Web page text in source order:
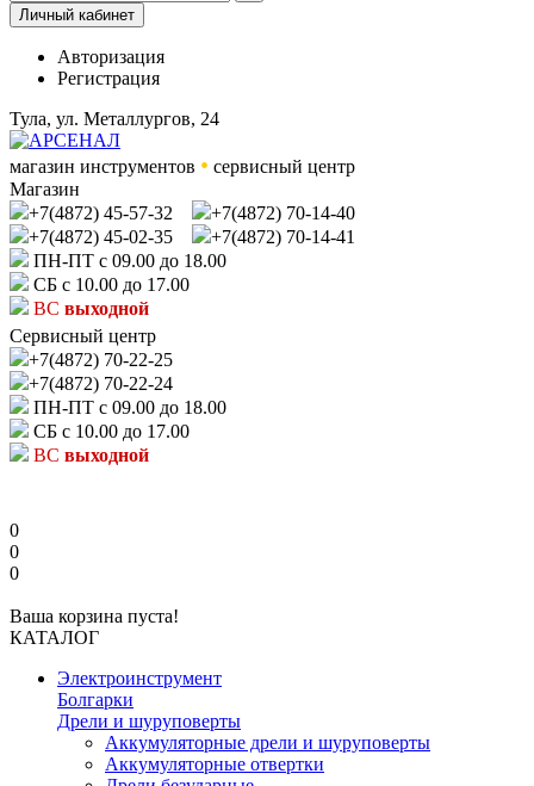
Личный кабинет
Авторизация
Регистрация
Тула, ул. Металлургов, 24
магазин инструментов • сервисный центр
Магазин
+7(4872) 45-57-32
+7(4872) 70-14-40
+7(4872) 45-02-35
+7(4872) 70-14-41
ПН-ПТ с 09.00 до 18.00
СБ с 10.00 до 17.00
ВС выходной
Сервисный центр
+7(4872) 70-22-25
+7(4872) 70-22-24
ПН-ПТ с 09.00 до 18.00
СБ с 10.00 до 17.00
ВС выходной
0
0
0
Ваша корзина пуста!
КАТАЛОГ
Электроинструмент
Болгарки
Дрели и шуруповерты
Аккумуляторные дрели и шуруповерты
Аккумуляторные отвертки